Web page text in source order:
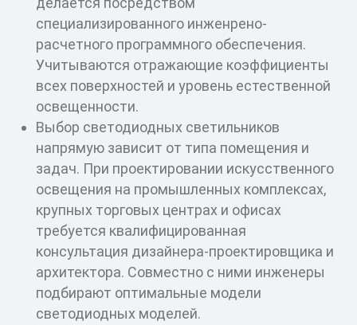
специализированного инженрено-
расчетного программного обеспечения.
Учитываются отражающие коэффициенты
всех поверхностей и уровень естественной
освещенности.
Выбор светодиодных светильников
напрямую зависит от типа помещения и
задач. При проектировании искусственного
освещения на промышленных комплексах,
крупных торговых центрах и офисах
требуется квалифицированная
консультация дизайнера-проектировщика и
архитектора. Совместно с ними инженеры
подбирают оптимальные модели
светодиодных моделей.